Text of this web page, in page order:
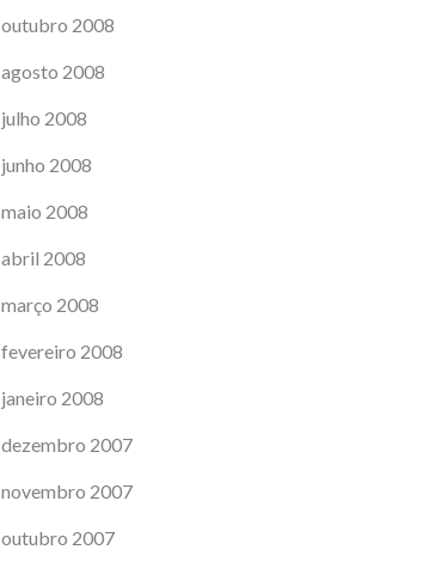
outubro 2008
agosto 2008
julho 2008
junho 2008
maio 2008
abril 2008
março 2008
fevereiro 2008
janeiro 2008
dezembro 2007
novembro 2007
outubro 2007